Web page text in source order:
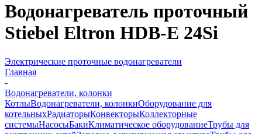
Водонагреватель проточный
Stiebel Eltron HDB-E 24Si
Электрические проточные водонагреватели
Главная
-
Водонагреватели, колонки
КотлыВодонагреватели, колонкиОборудование для
котельныхРадиаторыКонвекторыКоллекторные
системыНасосыБакиКлиматическое оборудованиеТрубы для